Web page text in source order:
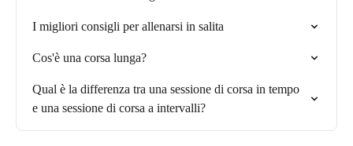
I migliori consigli per allenarsi in salita
Cos'è una corsa lunga?
Qual è la differenza tra una sessione di corsa in tempo
e una sessione di corsa a intervalli?